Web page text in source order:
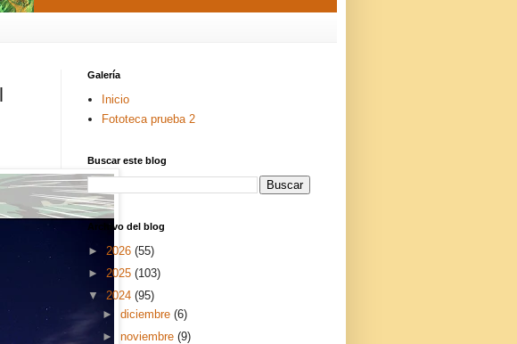
Galería
Inicio
Fototeca prueba 2
Buscar este blog
Archivo del blog
► 2026 (55)
► 2025 (103)
▼ 2024 (95)
► diciembre (6)
► noviembre (9)